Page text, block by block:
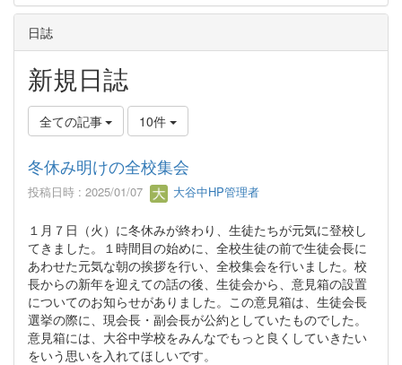
日誌
新規日誌
全ての記事 10件
冬休み明けの全校集会
投稿日時 : 2025/01/07 大谷中HP管理者
１月７日（火）に冬休みが終わり、生徒たちが元気に登校し
てきました。１時間目の始めに、全校生徒の前で生徒会長に
あわせた元気な朝の挨拶を行い、全校集会を行いました。校
長からの新年を迎えての話の後、生徒会から、意見箱の設置
についてのお知らせがありました。この意見箱は、生徒会長
選挙の際に、現会長・副会長が公約としていたものでした。
意見箱には、大谷中学校をみんなでもっと良くしていきたい
をいう思いを入れてほしいです。